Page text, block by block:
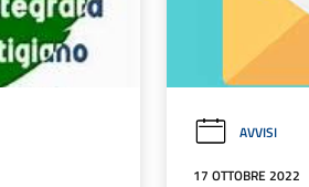
AVVISI
17 OTTOBRE 2022